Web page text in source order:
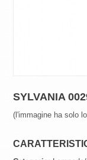
SYLVANIA
(l'immagine ha solo